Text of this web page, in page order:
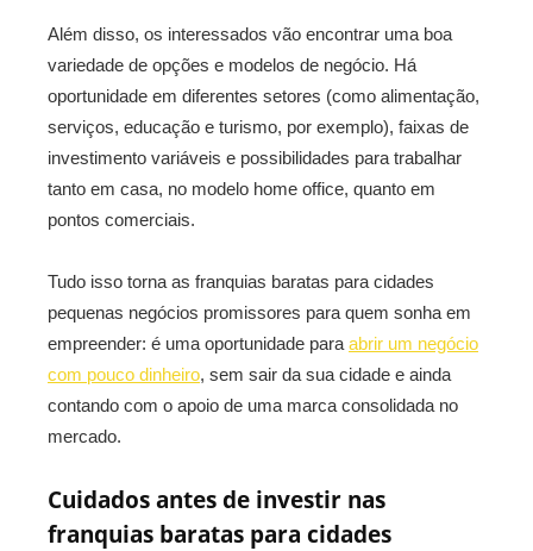
Além disso, os interessados vão encontrar uma boa
variedade de opções e modelos de negócio. Há
oportunidade em diferentes setores (como alimentação,
serviços, educação e turismo, por exemplo), faixas de
investimento variáveis e possibilidades para trabalhar
tanto em casa, no modelo home office, quanto em
pontos comerciais.
Tudo isso torna as franquias baratas para cidades
pequenas negócios promissores para quem sonha em
empreender: é uma oportunidade para abrir um negócio
com pouco dinheiro, sem sair da sua cidade e ainda
contando com o apoio de uma marca consolidada no
mercado.
Cuidados antes de investir nas
franquias baratas para cidades